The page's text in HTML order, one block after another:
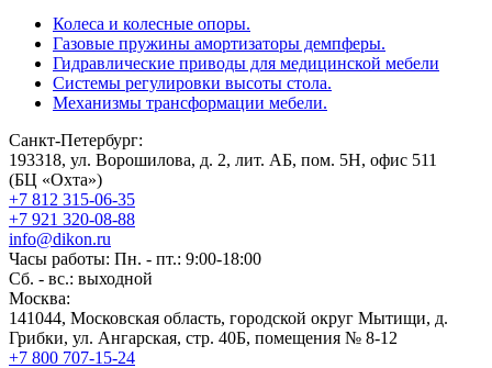
Колеса и колесные опоры.
Газовые пружины амортизаторы демпферы.
Гидравлические приводы для медицинской мебели
Системы регулировки высоты стола.
Механизмы трансформации мебели.
Санкт-Петербург:
193318, ул. Ворошилова, д. 2, лит. АБ, пом. 5Н, офис 511
(БЦ «Охта»)
+7 812 315-06-35
+7 921 320-08-88
info@dikon.ru
Часы работы: Пн. - пт.: 9:00-18:00
Сб. - вс.: выходной
Москва:
141044, Московская область, городской округ Мытищи, д.
Грибки, ул. Ангарская, стр. 40Б, помещения № 8-12
+7 800 707-15-24